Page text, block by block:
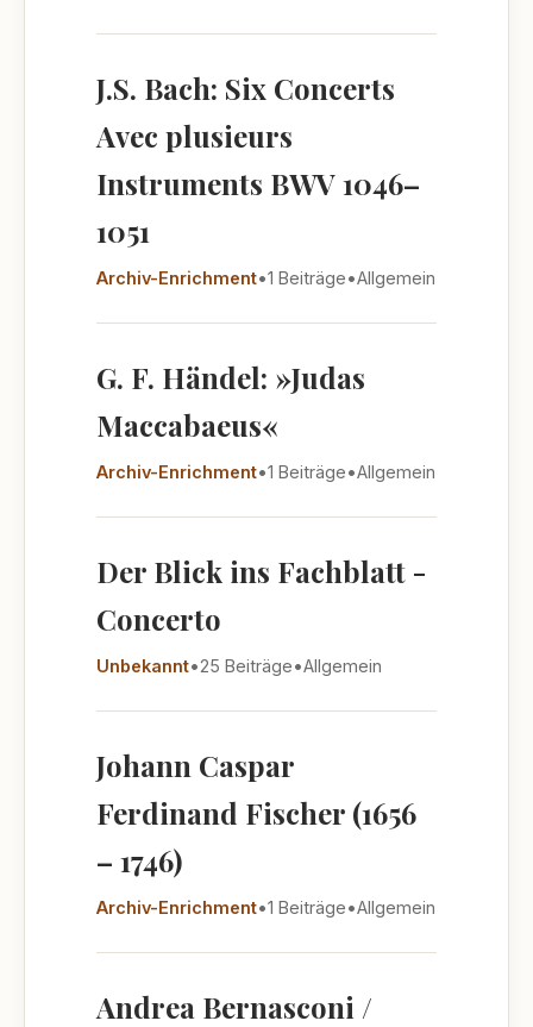
J.S. Bach: Six Concerts
Avec plusieurs
Instruments BWV 1046–
1051
Archiv-Enrichment•1 Beiträge•Allgemein
G. F. Händel: »Judas
Maccabaeus«
Archiv-Enrichment•1 Beiträge•Allgemein
Der Blick ins Fachblatt -
Concerto
Unbekannt•25 Beiträge•Allgemein
Johann Caspar
Ferdinand Fischer (1656
– 1746)
Archiv-Enrichment•1 Beiträge•Allgemein
Andrea Bernasconi /